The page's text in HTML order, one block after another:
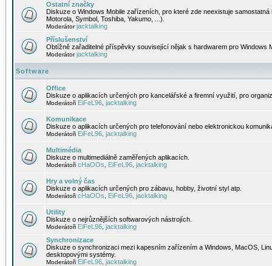
Ostatní značky
Diskuze o Windows Mobile zařízeních, pro které zde neexistuje
Motorola, Symbol, Toshiba, Yakumo, ...).
Moderátorjacktalking
Příslušenství
Obtížně zařaditelné příspěvky související nějak s hardwarem pro Windows
Moderátorjacktalking
Software
Office
Diskuze o aplikacích určených pro kancelářské a firemní využití, pro
Moderátoři EiFeL96 jacktalking
Komunikace
Diskuze o aplikacích určených pro telefonování nebo elektronickou
Moderátoři EiFeL96 jacktalking
Multimédia
Diskuze o multimediálně zaměřených aplikacích.
Moderátoři cHaOOs EiFeL96 jacktalking
Hry a volný čas
Diskuze o aplikacích určených pro zábavu, hobby, životní styl atp.
Moderátoři cHaOOs EiFeL96 jacktalking
Utility
Diskuze o nejrůznějších softwarových nástrojích.
Moderátoři EiFeL96 jacktalking
Synchronizace
Diskuze o synchronizaci mezi kapesním zařízením a Windows, MacOS,
desktopovými systémy.
Moderátoři EiFeL96 jacktalking